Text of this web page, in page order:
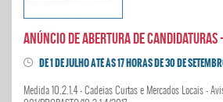
DE 1 DE JULHO ATÉ ÀS 17 HORAS DE 30 DE SETEMBRO,
Medida 10.2.1.4 - Cadeias Curtas e Mercados Locais -